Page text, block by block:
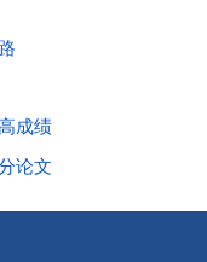
成绩
论文